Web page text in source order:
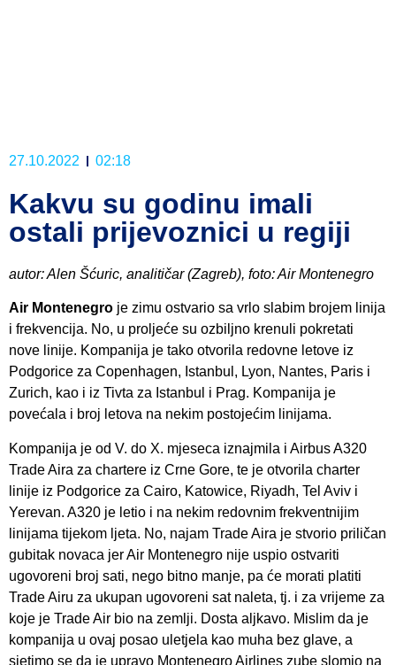
27.10.2022 02:18
Kakvu su godinu imali
ostali prijevoznici u regiji
autor: Alen Šćuric, analitičar (Zagreb), foto: Air Montenegro
Air Montenegro je zimu ostvario sa vrlo slabim brojem linija
i frekvencija. No, u proljeće su ozbiljno krenuli pokretati
nove linije. Kompanija je tako otvorila redovne letove iz
Podgorice za Copenhagen, Istanbul, Lyon, Nantes, Paris i
Zurich, kao i iz Tivta za Istanbul i Prag. Kompanija je
povećala i broj letova na nekim postojećim linijama.
Kompanija je od V. do X. mjeseca iznajmila i Airbus A320
Trade Aira za chartere iz Crne Gore, te je otvorila charter
linije iz Podgorice za Cairo, Katowice, Riyadh, Tel Aviv i
Yerevan. A320 je letio i na nekim redovnim frekventnijim
linijama tijekom ljeta. No, najam Trade Aira je stvorio priličan
gubitak novaca jer Air Montenegro nije uspio ostvariti
ugovoreni broj sati, nego bitno manje, pa će morati platiti
Trade Airu za ukupan ugovoreni sat naleta, tj. i za vrijeme za
koje je Trade Air bio na zemlji. Dosta aljkavo. Mislim da je
kompanija u ovaj posao uletjela kao muha bez glave, a
sjetimo se da je upravo Montenegro Airlines zube slomio na